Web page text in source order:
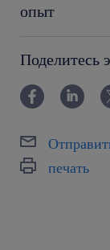
опыт
Поделитесь
печать